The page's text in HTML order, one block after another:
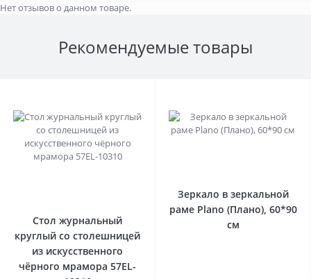
Нет отзывов о данном товаре.
Рекомендуемые товары
Стол журнальный
круглый со столешницей
из искусственного
чёрного мрамора 57EL-
Зеркало в зеркальной
раме Plano (Плано), 60*90
см